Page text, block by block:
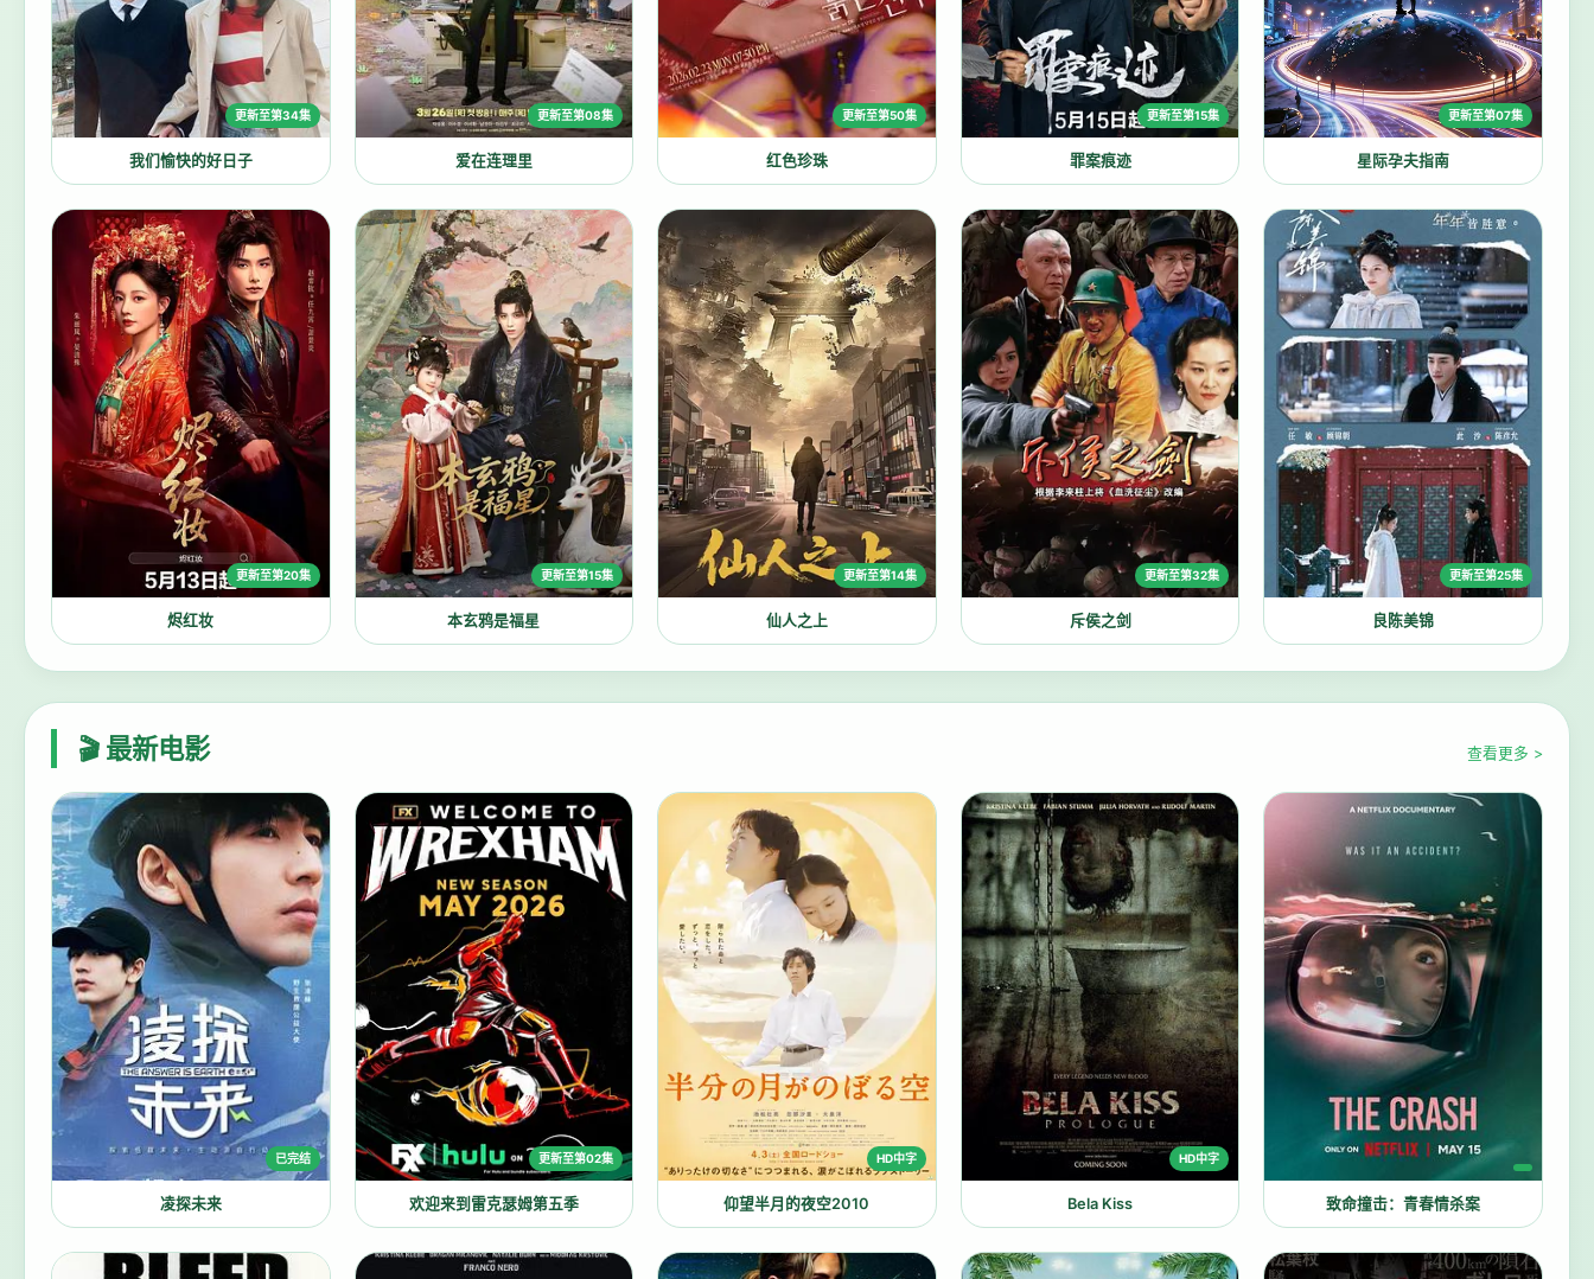
更新至第34集
我们愉快的好日子
更新至第08集
爱在连理里
更新至第50集
红色珍珠
更新至第15集
罪案痕迹
更新至第07集
星际孕夫指南
更新至第20集
烬红妆
更新至第15集
本玄鸦是福星
更新至第14集
仙人之上
更新至第32集
斥侯之剑
更新至第25集
良陈美锦
🎬 最新电影 查看更多 >
已完结
凌探未来
更新至第02集
欢迎来到雷克瑟姆第五季
HD中字
仰望半月的夜空2010
HD中字
Bela Kiss 致命撞击：青春情杀案